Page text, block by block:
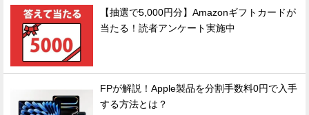
【抽選で5,000円分】Amazonギフトカードが
当たる！読者アンケート実施中
FPが解説！Apple製品を分割手数料0円で入手
する方法とは？